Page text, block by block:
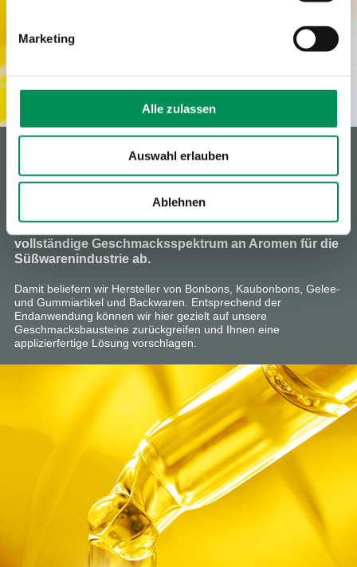
Marketing
Alle zulassen
Auswahl erlauben
Ablehnen
AROMEN FÜR
SÜSSWAREN
vollständige Geschmacksspektrum an Aromen für die
Süßwarenindustrie ab.
Damit beliefern wir Hersteller von Bonbons, Kaubonbons, Gelee-
und Gummiartikel und Backwaren. Entsprechend der
Endanwendung können wir hier gezielt auf unsere
Geschmacksbausteine zurückgreifen und Ihnen eine
applizierfertige Lösung vorschlagen.